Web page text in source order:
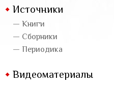
Источники
— Книги
— Сборники
— Периодика
Видеоматериалы